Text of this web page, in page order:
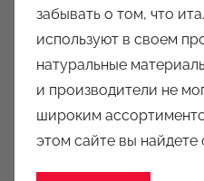
забывать о том, что
используют в своем
натуральные
и производители не
широким
этом сайте вы